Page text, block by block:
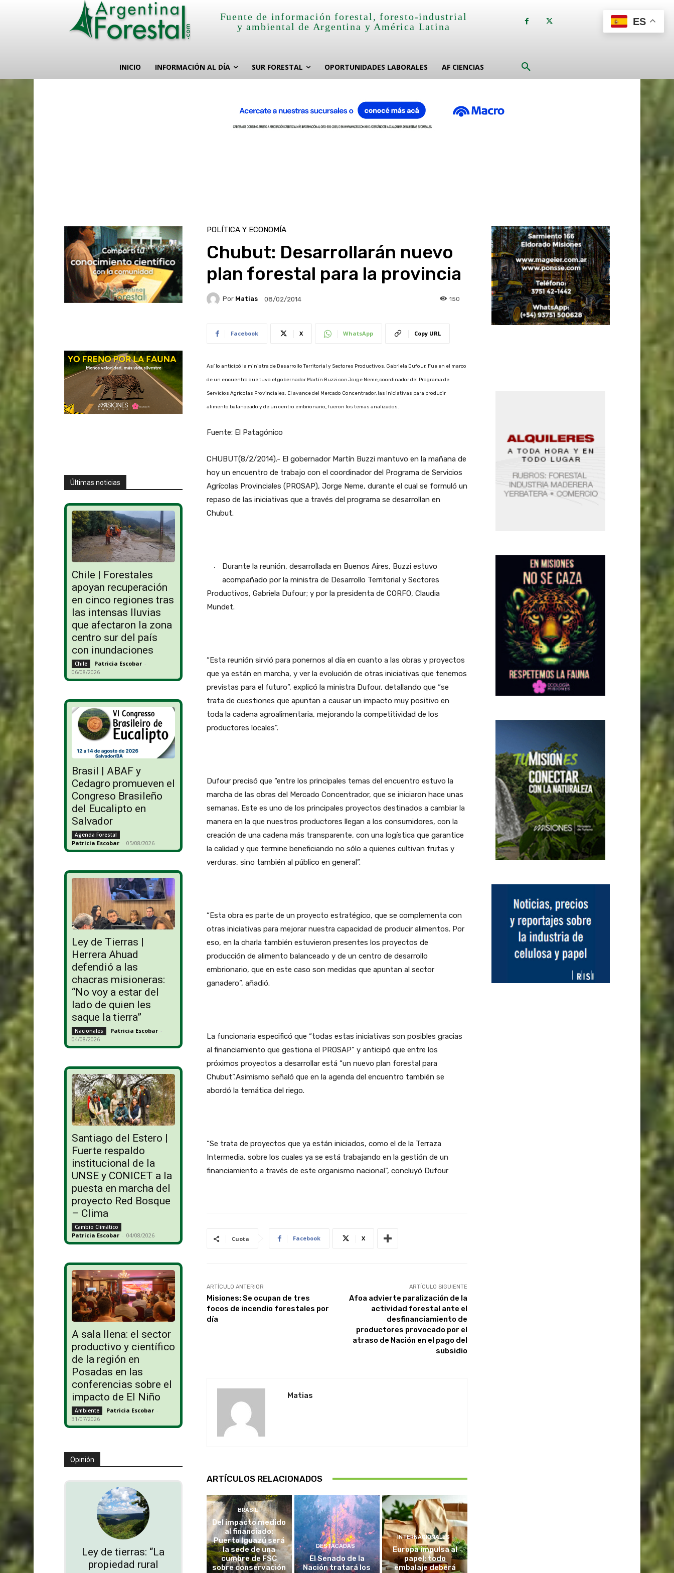
Fuente de información forestal, foresto-industrial
y ambiental de Argentina y América Latina
INICIO INFORMACIÓN AL DÍA SUR FORESTAL OPORTUNIDADES LABORALES AF CIENCIAS
Últimas noticias
Chile | Forestales
apoyan recuperación
en cinco regiones tras
las intensas lluvias
que afectaron la zona
centro sur del país
con inundaciones
Chile Patricia Escobar -
06/08/2026
Brasil | ABAF y
Cedagro promueven el
Congreso Brasileño
del Eucalipto en
Salvador
Agenda Forestal
Patricia Escobar - 05/08/2026
Ley de Tierras |
Herrera Ahuad
defendió a las
chacras misioneras:
“No voy a estar del
lado de quien les
saque la tierra”
Nacionales Patricia Escobar -
04/08/2026
Santiago del Estero |
Fuerte respaldo
institucional de la
UNSE y CONICET a la
puesta en marcha del
proyecto Red Bosque
– Clima
Cambio Climático
Patricia Escobar - 04/08/2026
A sala llena: el sector
productivo y científico
de la región en
Posadas en las
conferencias sobre el
impacto de El Niño
Ambiente Patricia Escobar -
31/07/2026
Opinión
Ley de tierras: “La
propiedad rural
POLÍTICA Y ECONOMÍA
Chubut: Desarrollarán nuevo
plan forestal para la provincia
Por Matias 08/02/2014 150
Facebook X WhatsApp Copy URL
Así lo anticipó la ministra de Desarrollo Territorial y Sectores Productivos, Gabriela Dufour. Fue en el marco
de un encuentro que tuvo el gobernador Martín Buzzi con Jorge Neme, coordinador del Programa de
Servicios Agrícolas Provinciales. El avance del Mercado Concentrador, las iniciativas para producir
alimento balanceado y de un centro embrionario, fueron los temas analizados.
Fuente: El Patagónico
CHUBUT(8/2/2014).- El gobernador Martín Buzzi mantuvo en la mañana de
hoy un encuentro de trabajo con el coordinador del Programa de Servicios
Agrícolas Provinciales (PROSAP), Jorge Neme, durante el cual se formuló un
repaso de las iniciativas que a través del programa se desarrollan en
Chubut.
Durante la reunión, desarrollada en Buenos Aires, Buzzi estuvo
acompañado por la ministra de Desarrollo Territorial y Sectores
Productivos, Gabriela Dufour; y por la presidenta de CORFO, Claudia
Mundet.
“Esta reunión sirvió para ponernos al día en cuanto a las obras y proyectos
que ya están en marcha, y ver la evolución de otras iniciativas que tenemos
previstas para el futuro”, explicó la ministra Dufour, detallando que “se
trata de cuestiones que apuntan a causar un impacto muy positivo en
toda la cadena agroalimentaria, mejorando la competitividad de los
productores locales”.
Dufour precisó que “entre los principales temas del encuentro estuvo la
marcha de las obras del Mercado Concentrador, que se iniciaron hace unas
semanas. Este es uno de los principales proyectos destinados a cambiar la
manera en la que nuestros productores llegan a los consumidores, con la
creación de una cadena más transparente, con una logística que garantice
la calidad y que termine beneficiando no sólo a quienes cultivan frutas y
verduras, sino también al público en general”.
“Esta obra es parte de un proyecto estratégico, que se complementa con
otras iniciativas para mejorar nuestra capacidad de producir alimentos. Por
eso, en la charla también estuvieron presentes los proyectos de
producción de alimento balanceado y de un centro de desarrollo
embrionario, que en este caso son medidas que apuntan al sector
ganadero”, añadió.
La funcionaria especificó que “todas estas iniciativas son posibles gracias
al financiamiento que gestiona el PROSAP” y anticipó que entre los
próximos proyectos a desarrollar está “un nuevo plan forestal para
Chubut”.Asimismo señaló que en la agenda del encuentro también se
abordó la temática del riego.
“Se trata de proyectos que ya están iniciados, como el de la Terraza
Intermedia, sobre los cuales ya se está trabajando en la gestión de un
financiamiento a través de este organismo nacional”, concluyó Dufour
Cuota Facebook X
ARTÍCULO ANTERIOR
Misiones: Se ocupan de tres
focos de incendio forestales por
día
ARTÍCULO SIGUIENTE
Afoa advierte paralización de la
actividad forestal ante el
desfinanciamiento de
productores provocado por el
atraso de Nación en el pago del
subsidio
Matias
ARTÍCULOS RELACIONADOS
BRASIL
Del impacto medido
al financiado:
Puerto Iguazú será
la sede de una
cumbre de FSC
sobre conservación
DESTACADAS
El Senado de la
Nación tratará los
INTERNACIONALES
Europa impulsa al
papel: todo
embalaje deberá
ES